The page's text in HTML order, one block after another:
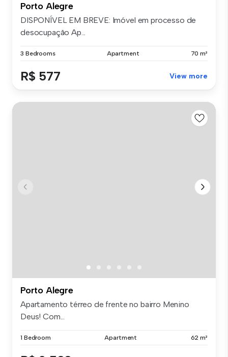
Porto Alegre
DISPONÍVEL EM BREVE: Imóvel em processo de
desocupação Ap...
3 Bedrooms Apartment 70 m²
R$ 577 View more
Porto Alegre
Apartamento térreo de frente no bairro Menino
Deus! Com...
1 Bedroom Apartment 62 m²